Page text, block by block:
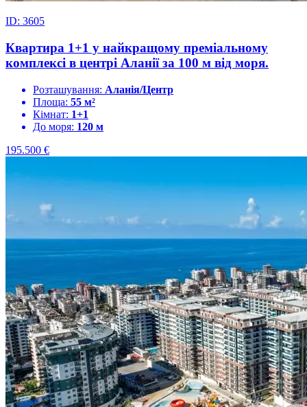
ID: 3605
Квартира 1+1 у найкращому преміальному
комплексі в центрі Аланії за 100 м від моря.
Розташування: Аланія/Центр
Площа: 55 м²
Кімнат: 1+1
До моря: 120 м
195.500 €